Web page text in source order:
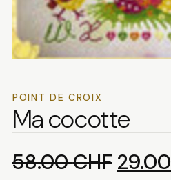
POINT DE CROIX
Ma cocotte
58.00CHF Le
29.00